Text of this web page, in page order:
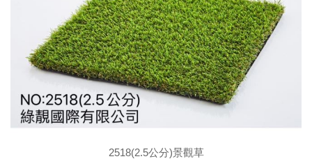
2518(2.5公分)景觀草